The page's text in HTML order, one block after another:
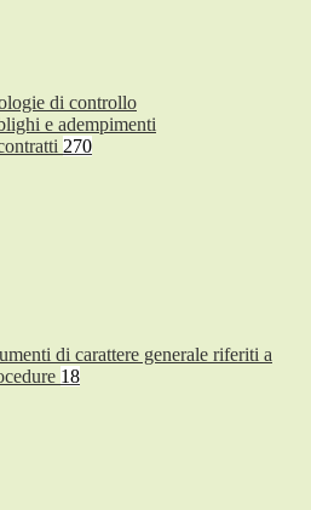
di controllo
e adempimenti
270
di carattere generale riferiti a
18